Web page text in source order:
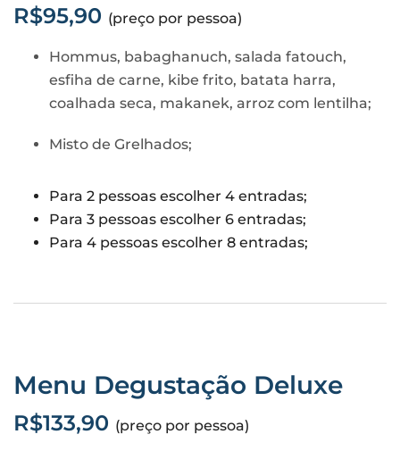
R$95,90 (preço por pessoa)
Hommus, babaghanuch, salada fatouch,
esfiha de carne, kibe frito, batata harra,
coalhada seca, makanek, arroz com lentilha;
Misto de Grelhados;
Para 2 pessoas escolher 4 entradas;
Para 3 pessoas escolher 6 entradas;
Para 4 pessoas escolher 8 entradas;
Menu Degustação Deluxe
R$133,90 (preço por pessoa)